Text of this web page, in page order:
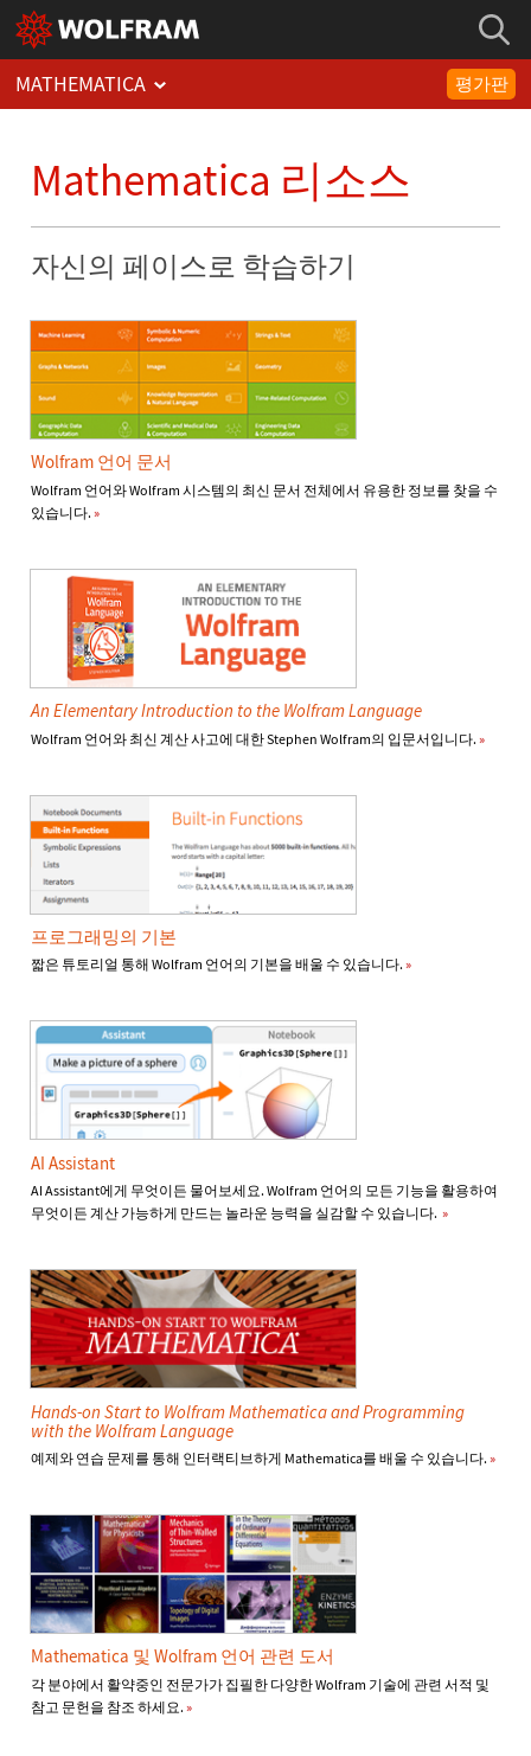
MATHEMATICA 평가판
Mathematica 리소스
자신의 페이스로 학습하기
Wolfram 언어 문서
Wolfram 언어와 Wolfram 시스템의 최신 문서 전체에서 유용한 정보를 찾을 수
있습니다. »
An Elementary Introduction to the Wolfram Language
Wolfram 언어와 최신 계산 사고에 대한 Stephen Wolfram의 입문서입니다. »
프로그래밍의 기본
짧은 튜토리얼 통해 Wolfram 언어의 기본을 배울 수 있습니다. »
AI Assistant
AI Assistant에게 무엇이든 물어보세요. Wolfram 언어의 모든 기능을 활용하여
무엇이든 계산 가능하게 만드는 놀라운 능력을 실감할 수 있습니다. »
Hands-on Start to Wolfram Mathematica and Programming
with the Wolfram Language
예제와 연습 문제를 통해 인터랙티브하게 Mathematica를 배울 수 있습니다. »
Mathematica 및 Wolfram 언어 관련 도서
각 분야에서 활약중인 전문가가 집필한 다양한 Wolfram 기술에 관련 서적 및
참고 문헌을 참조 하세요. »